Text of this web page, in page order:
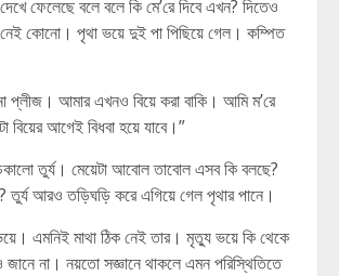
ফেলেছে বলে বলে কি মে’রে দিবে এখন? দিতেও
নেই কোনো। পৃথা ভয়ে দুই পা পিছিয়ে গেল। কম্পিত
প্লীজ। আমার এখনও বিয়ে করা বাকি। আমি ম’রে
বিয়ের আগেই বিধবা হয়ে যাবে।”
তুর্য। মেয়েটা আবোল তাবোল এসব কি বলছে?
তুর্য আরও তড়িঘড়ি করে এগিয়ে গেল পৃথার পানে।
এমনিই মাথা ঠিক নেই তার। মৃত্যু ভয়ে কি থেকে
না। নয়তো সজ্ঞানে থাকলে এমন পরিস্থিতিতে